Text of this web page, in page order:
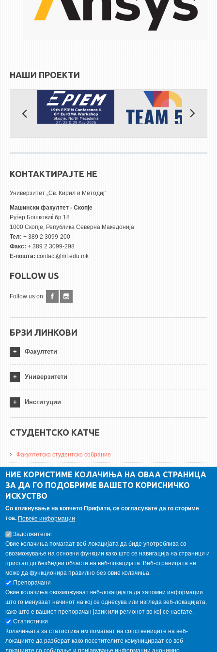
НАШИ ПРОЕКТИ
КОНТАКТИРАЈТЕ НЕ
Универзитет „Св. Кирил и Методиј“
Машински факултет - Скопје
Руѓер Бошковиќ бр.18
1000 Скопје, Република Северна Македонија
Тел: + 389 2 3099-200
Факс: + 389 2 3099-298
Е-пошта: contact@mf.edu.mk
FOLLOW US
Follow us on:
БРЗИ ЛИНКОВИ
Факултети
Универзитети
Институции
СТУДЕНТСКО КАТЧЕ
Факултетско студентско собрание
ДА Винчи магазин
Алумни асоцијација
ГАЛЕРИЈА
НИЕ КОРИСТИМЕ КОЛАЧИЊА НА ОВАА СТРАНИЦА
ЗА ДА ГО ПОДОБРИМЕ ВАШЕТО КОРИСНИЧКО
ИСКУСТВО
Со кликнување на копчето Прифати, се согласувате да го сториме
тоа. Повеќе информации
Задолжителнi
Овие колачиња помагаат веб-локацијата да биде употреблива со
овозможување на основни функции како што се навигација на страници и
пристап до безбедни области на веб-локацијата. Веб-страницата не
може да функционира правилно без овие колачиња.
Препорачани
Овие колачиња овозможуваат веб-локацијата да запомни информации
што го менуваат начинот на кој се однесува или изгледа веб-локацијата,
како што е вашиот препорачан јазик или регионот во кој се наоѓате.
Статистички
Колачињата за статистика им помагаат на сопствениците на веб-
локациите да разберат како посетителите комуницираат со веб-
локациите со собирање и пријавување информации анонимно.